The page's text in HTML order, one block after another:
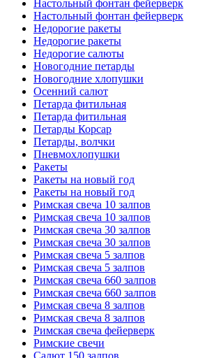
Настольный фонтан фейерверк
Настольный фонтан фейерверк
Недорогие ракеты
Недорогие ракеты
Недорогие салюты
Новогодние петарды
Новогодние хлопушки
Осенний салют
Петарда фитильная
Петарда фитильная
Петарды Корсар
Петарды, волчки
Пневмохлопушки
Ракеты
Ракеты на новый год
Ракеты на новый год
Римская свеча 10 залпов
Римская свеча 10 залпов
Римская свеча 30 залпов
Римская свеча 30 залпов
Римская свеча 5 залпов
Римская свеча 5 залпов
Римская свеча 660 залпов
Римская свеча 660 залпов
Римская свеча 8 залпов
Римская свеча 8 залпов
Римская свеча фейерверк
Римские свечи
Салют 150 залпов